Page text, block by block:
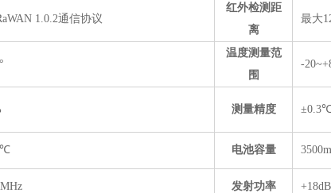
1.0.2通信协议
红外检测距
离
最大
温度测量范
围
-
测量精度
电池容量
发射功率